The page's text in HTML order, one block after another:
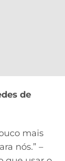
de
mais
nós.” –